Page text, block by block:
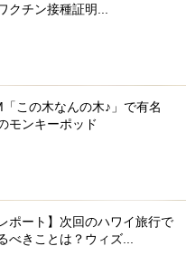
クチン接種証明...
「この木なんの木♪」で有名
モンキーポッド
ポート】次回のハワイ旅行で
べきことは？ウィズ...